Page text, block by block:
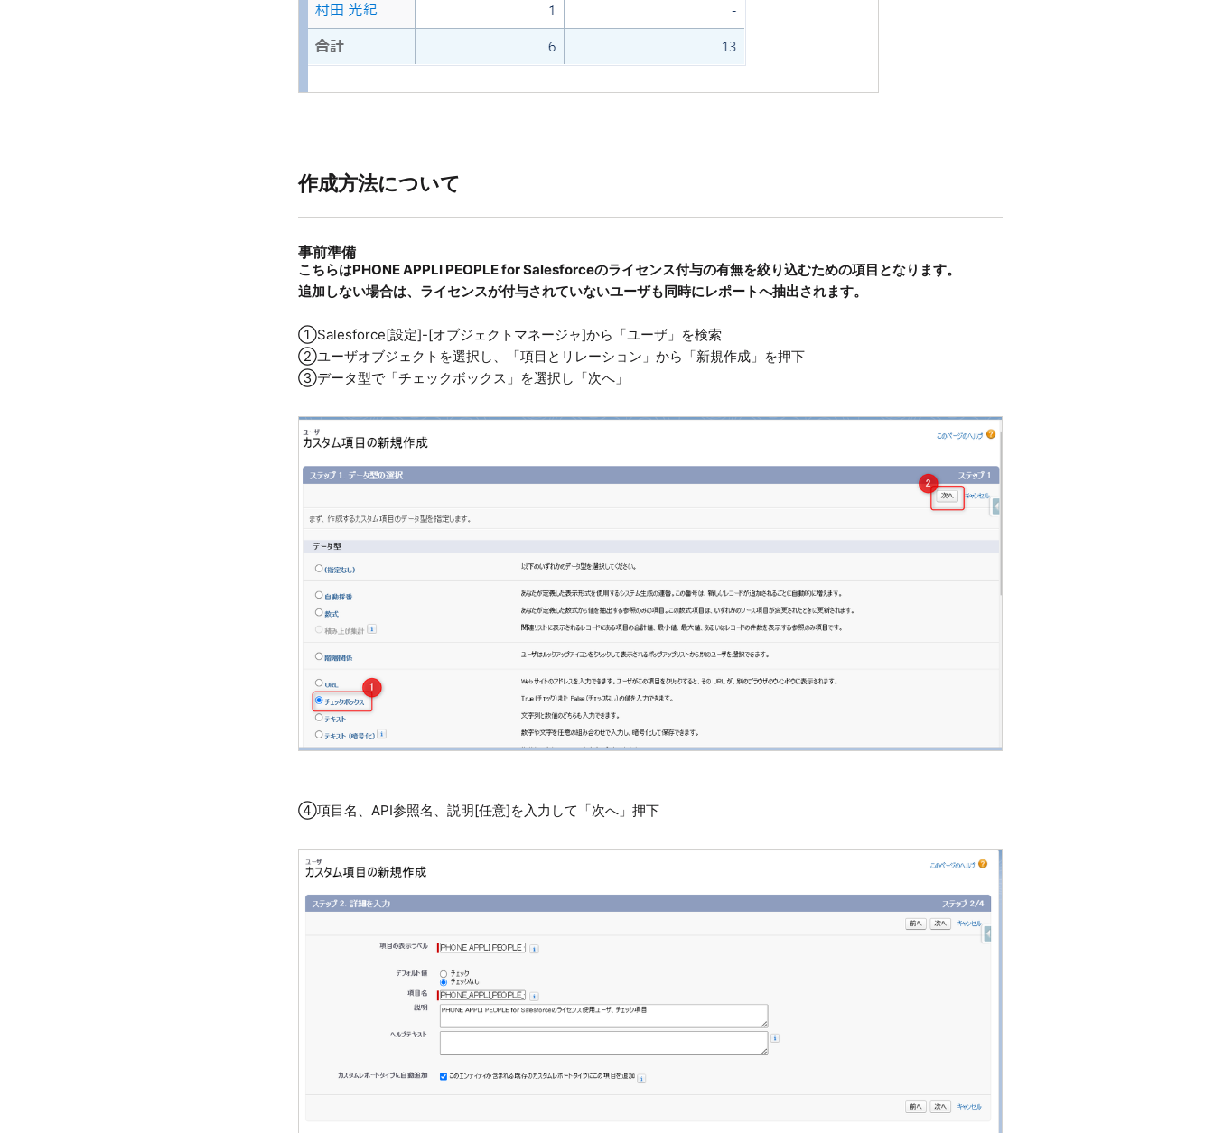
作成方法について
事前準備
こちらはPHONE APPLI PEOPLE for Salesforceのライセンス付与の有無を絞り込むための項目となります。
追加しない場合は、ライセンスが付与されていないユーザも同時にレポートへ抽出されます。
①Salesforce[設定]-[オブジェクトマネージャ]から「ユーザ」を検索
②ユーザオブジェクトを選択し、「項目とリレーション」から「新規作成」を押下
③データ型で「チェックボックス」を選択し「次へ」
④項目名、API参照名、説明[任意]を入力して「次へ」押下